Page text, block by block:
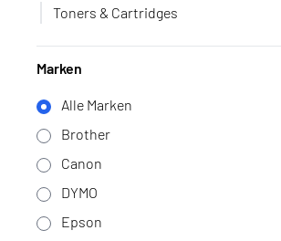
Toners & Cartridges
Marken
Alle Marken
Brother
Canon
DYMO
Epson
KYOCERA TK-8375Y tonerkit yellow
136,-
112,40 excl. BTW